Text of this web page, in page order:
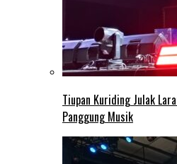
Tiupan Kuriding Julak
Panggung Musik